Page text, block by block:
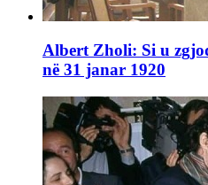
Albert Zholi: Si u
në 31 janar 1920